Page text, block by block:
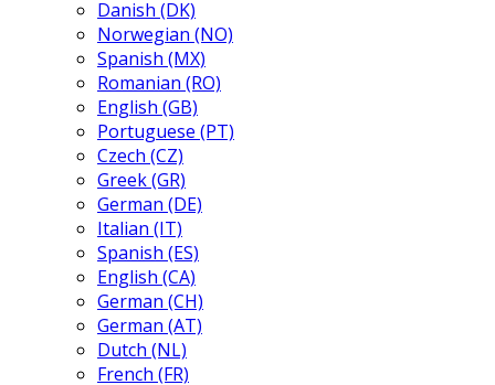
Danish (DK)
Norwegian (NO)
Spanish (MX)
Romanian (RO)
English (GB)
Portuguese (PT)
Czech (CZ)
Greek (GR)
German (DE)
Italian (IT)
Spanish (ES)
English (CA)
German (CH)
German (AT)
Dutch (NL)
French (FR)